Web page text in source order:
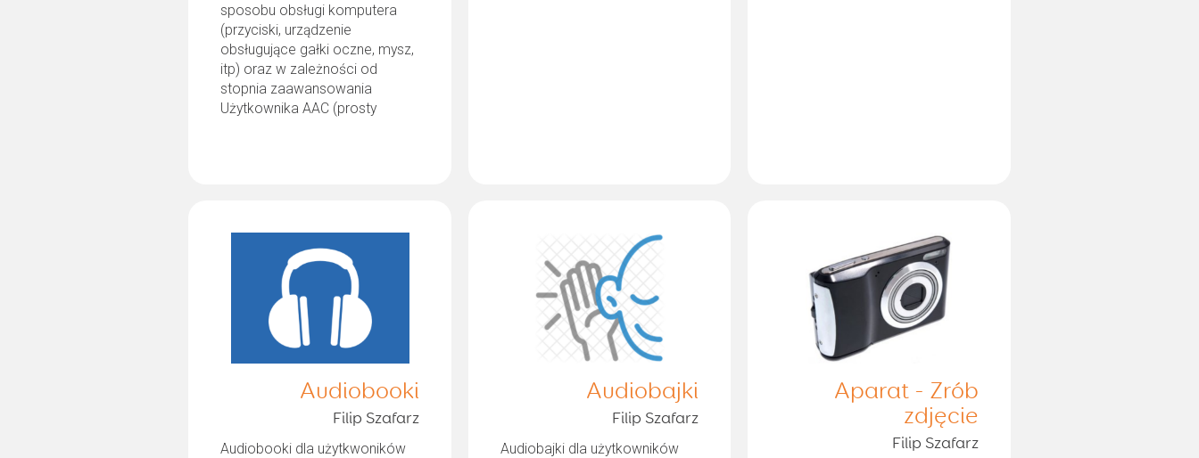
sposobu obsługi komputera
(przyciski, urządzenie
obsługujące gałki oczne, mysz,
itp) oraz w zależności od
stopnia zaawansowania
Użytkownika AAC (prosty
Aparat - Zrób
zdjęcie
Filip Szafarz
Audiobajki
Filip Szafarz
Audiobajki dla użytkowników
Audiobooki
Filip Szafarz
Audiobooki dla użytkwoników